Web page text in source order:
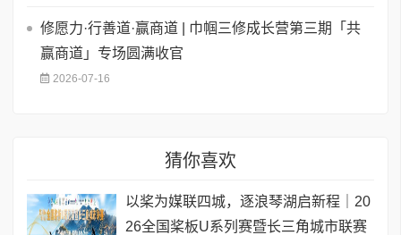
修愿力·行善道·赢商道 | 巾帼三修成长营第三期「共
赢商道」专场圆满收官
2026-07-16
猜你喜欢
以桨为媒联四城，逐浪琴湖启新程｜20
26全国桨板U系列赛暨长三角城市联赛